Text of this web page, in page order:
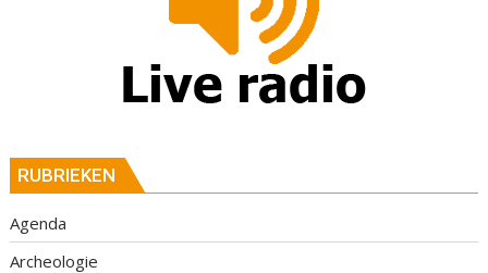
RUBRIEKEN
Agenda
Archeologie